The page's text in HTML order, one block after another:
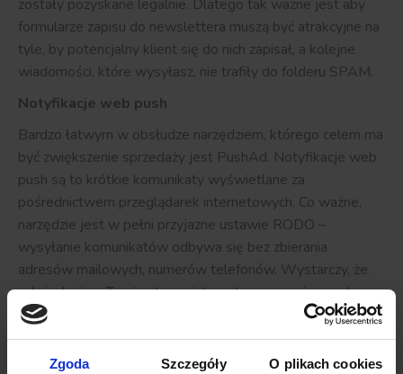
Zgoda Szczegóły O plikach cookies
zostały pozyskane legalnie. Dlatego tak ważne jest aby
formularze zapisu do newslettera muszą być atrakcyjne na
tyle, by potencjalny klient się do nich zapisał, a kolejne
wiadomości, które wysyłasz, nie trafiły do folderu SPAM.
Notyfikacje web push
Bardzo łatwym w obsłudze narzędziem, którego celem ma
być zwiększenie sprzedaży jest PushAd. Notyfikacje web
push są to krótkie komunikaty wyświetlane za
pośrednictwem przeglądarek internetowych. Co ważne,
narzędzie jest w pełni przyjazne ustawie RODO –
wysyłanie komunikatów odbywa się bez zbierania
adresów mailowych, numerów telefonów. Wystarczy, że
odwiedzający Twoją stronę internetową wyrażą zgodę na
otrzymywanie powiadomień. Wykorzystując PushAd,
wysyłaj do swoich subskrybentów komunikaty
zachęcające do skorzystania z promocji czy odwiedzenia